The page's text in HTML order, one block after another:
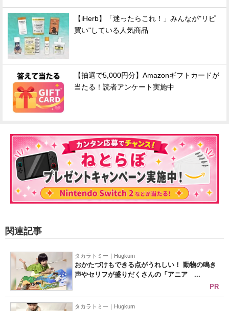
【iHerb】「迷ったらこれ！」みんなが"リピ
買い"している人気商品
【抽選で5,000円分】Amazonギフトカードが
当たる！読者アンケート実施中
関連記事
タカラトミー｜Hugkum
おかたづけもできる点がうれしい！ 動物の鳴き
声やセリフが盛りだくさんの「アニア ...
PR
タカラトミー｜Hugkum